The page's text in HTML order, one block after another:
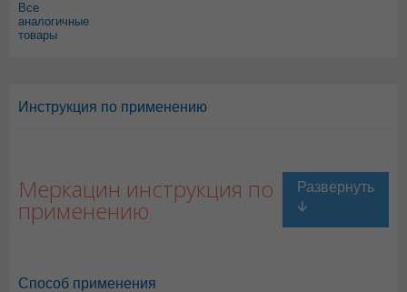
Все
аналогичные
товары
Инструкция по применению
Меркацин инструкция по
применению
Способ применения